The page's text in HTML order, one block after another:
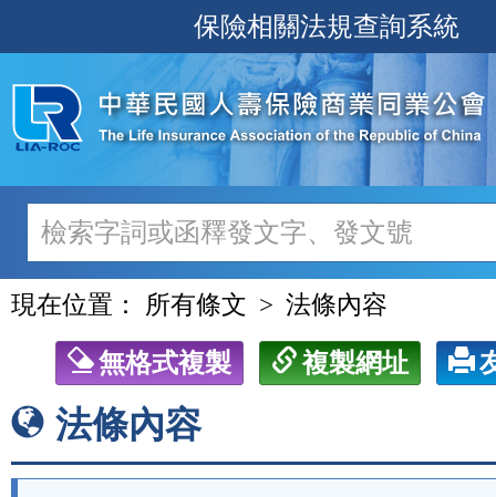
至
主
內
容
保險相關法規查詢系統
現在位置： 所有條文 法條內容
無格式複製 複製網址
法條內容